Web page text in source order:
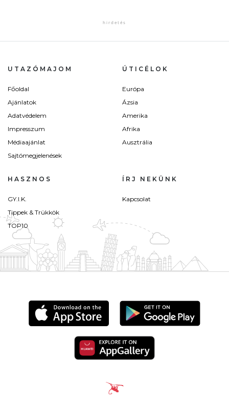
UTAZÓMAJOM
Főoldal
Ajánlatok
Adatvédelem
Impresszum
Médiaajánlat
Sajtómegjelenések
ÚTICÉLOK
Európa
Ázsia
Amerika
Afrika
Ausztrália
HASZNOS
GY.I.K.
Tippek & Trükkök
TOP10
ÍRJ NEKÜNK
Kapcsolat